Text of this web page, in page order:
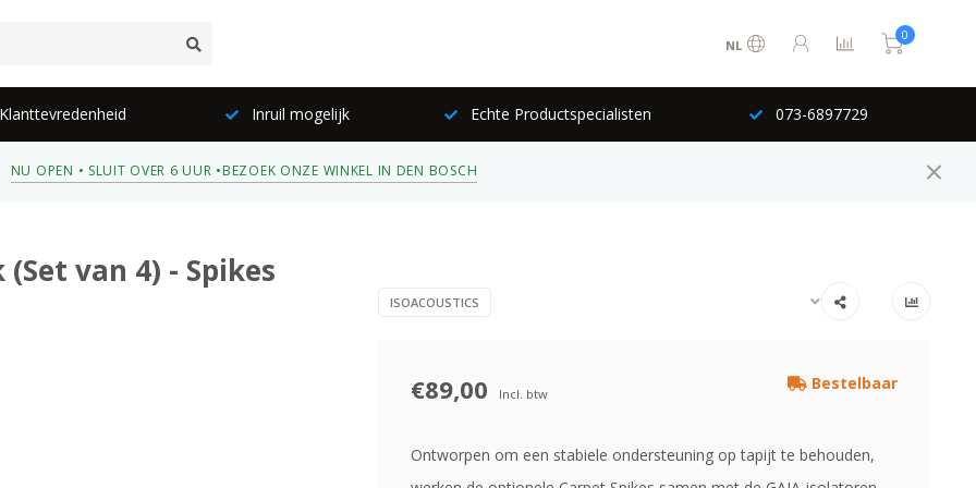
NL
0
Inruil mogelijk Echte Productspecialisten 073-6897729
NU OPEN • SLUIT OVER 6 UUR •BEZOEK ONZE WINKEL IN DEN BOSCH
van 4) - Spikes
ISOACOUSTICS
€89,00 Incl. btw
Bestelbaar
Ontworpen om een stabiele ondersteuning op tapijt te behouden,